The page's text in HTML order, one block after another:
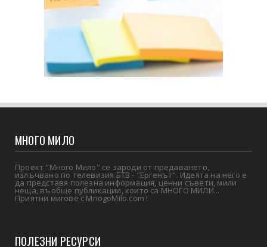
МНОГО МИЛО
Проект "Много Мило" се зароди от предаването,
излъчвано по телевизия БТВ - "Ергенът". Идеята на него е
да представя полезна информация, ценни съвети, мили
неща, въобще публикации, които са МНОГО МИЛИ...
Приятни мигове с MnogoMilo.com !
ПОЛЕЗНИ РЕСУРСИ